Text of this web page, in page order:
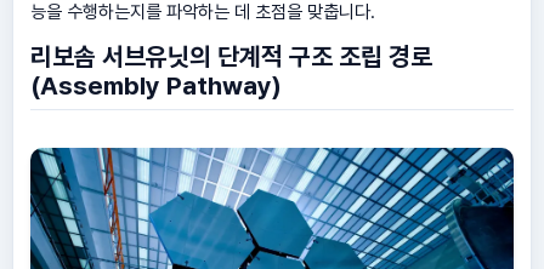
능을 수행하는지를 파악하는 데 초점을 맞춥니다.
리보솜 서브유닛의 단계적 구조 조립 경로
(Assembly Pathway)